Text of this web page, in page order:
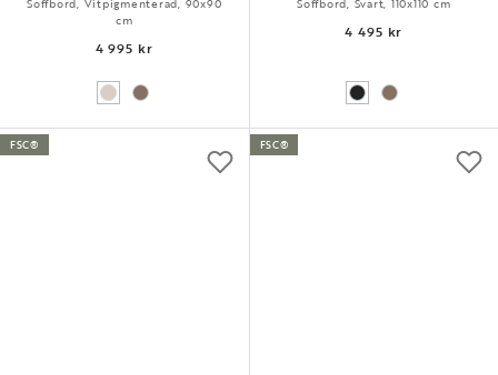
Soffbord, Vitpigmenterad, 90x90
cm
4 995 kr
Soffbord, Svart, 110x110 cm
4 495 kr
FSC® FSC®